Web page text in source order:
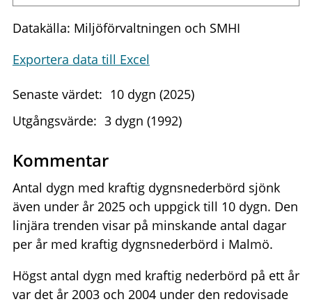
Datakälla: Miljöförvaltningen och SMHI
Exportera data till Excel
Senaste värdet: 10 dygn (2025)
Utgångsvärde: 3 dygn (1992)
Kommentar
Antal dygn med kraftig dygnsnederbörd sjönk
även under år 2025 och uppgick till 10 dygn. Den
linjära trenden visar på minskande antal dagar
per år med kraftig dygnsnederbörd i Malmö.
Högst antal dygn med kraftig nederbörd på ett år
var det år 2003 och 2004 under den redovisade